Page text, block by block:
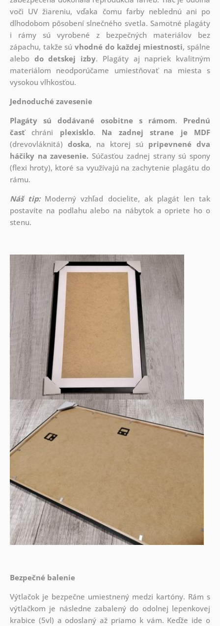
voči UV žiareniu, vďaka čomu farby neblednú ani po
dlhodobom pôsobení slnečného svetla. Samotné plagáty
i rámy sú vyrobené z bezpečných materiálov bez
zápachu, takže súvhodné do každej miestnosti, spálne
alebo do detskej izby. Plagáty aj napriek kvalitným
materiálom neodporúčame umiestňovať na miesta s
vysokou vlhkosťou.
Jednoduché zavesenie
Plagáty sú dodávané osobitne s rámom. Prednú
časťchráni plexisklo. Na zadnej strane je
MDF
(drevovláknitá) doska, na ktorej sú pripevnené dva
háčiky na zavesenie.Súčasťou zadnej strany sú spony
(flexi hroty), ktoré sa využívajú na zachytenie plagátu do
rámu.
Náš tip: Moderný vzhľad docielite, ak plagát len tak
postavíte na podlahu alebo na nábytok a opriete ho o
stenu.
Bezpečné balenie
Výtlačok je bezpečne umiestnený medzi kartóny. Rám s
výtlačkom je následne zabalený do odolnej lepenkovej
krabice (5vl) a odoslaný až priamo k vám. Keďže ide o